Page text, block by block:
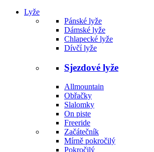
Lyže
Pánské lyže
Dámské lyže
Chlapecké lyže
Dívčí lyže
Sjezdové lyže
Allmountain
Obřačky
Slalomky
On piste
Freeride
Začátečník
Mírně pokročilý
Pokročilý